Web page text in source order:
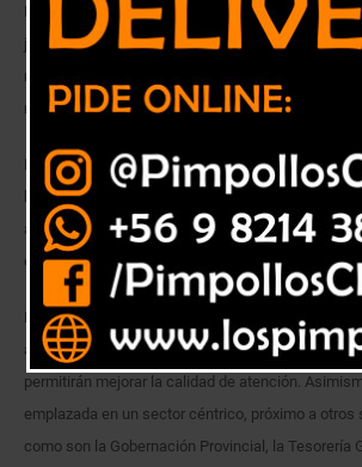
El Ministro de Justicia y Derechos Humanos (s),
junto al ministro (s) de Bienes Nacionales, Álvaro
regionales, visitaron el lugar donde estarán las
nuevo Registro Civil de San Antonio.
En la ocasión, ambas autoridades encabezaron
hizo entrega del inmueble por parte del Ministerio
al Registro Civil, el cual está ubicado en avenida
esquina calle Cuatro Norte.
Las nuevas dependencias contemplan la
amplias, acordes al crecimiento de la población
permitirán mejorar la calidad de atención.
emplazada en un sector céntrico, próximo a otros
como son la Gobernación Provincial, la Tesorería